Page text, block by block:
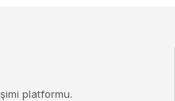
platformu.